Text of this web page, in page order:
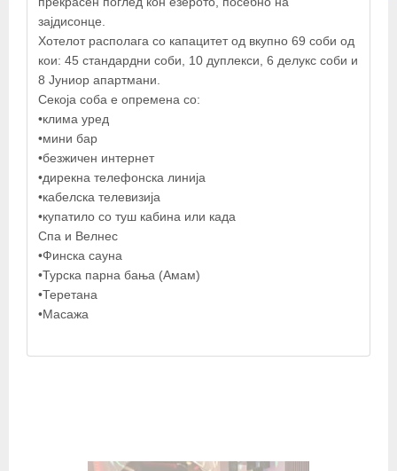
зајдисонце.
Хотелот располага со капацитет од вкупно 69 соби од
кои: 45 стандардни соби, 10 дуплекси, 6 делукс соби и
8 Јуниор aпартмани.
Секоја соба е опремена со:
•клима уред
•мини бар
•безжичен интернет
•дирекна телефонска линија
•кабелска телевизија
•купатило со туш кабина или када
Спа и Велнес
•Финска сауна
•Турска парна бања (Амам)
•Теретана
•Масажа
Милениум Палас
×
−